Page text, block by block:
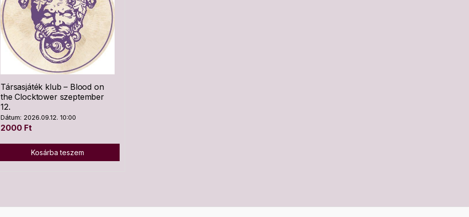
Társasjáték klub – Blood on
the Clocktower szeptember
12.
Dátum: 2026.09.12. 10:00
2000 Ft
Kosárba teszem